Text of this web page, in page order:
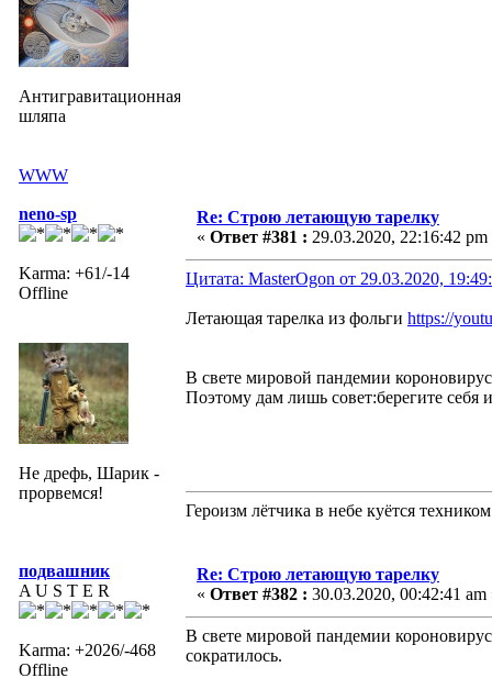
Антигравитационная
шляпа
WWW
neno-sp
Karma: +61/-14
Offline
Не дрефь, Шарик -
прорвемся!
Re: Строю летающую тарелку
« Ответ #381 : 29.03.2020, 22:16:42 pm
Цитата: MasterOgon от 29.03.2020,
Летающая тарелка из фольги https://
В свете мировой пандемии
Поэтому дам лишь совет:берегите
Героизм лётчика в небе куётся
подвашник
A U S T E R
Karma: +2026/-468
Offline
Re: Строю летающую тарелку
« Ответ #382 : 30.03.2020, 00:42:41 am
В свете мировой пандемии
сократилось.